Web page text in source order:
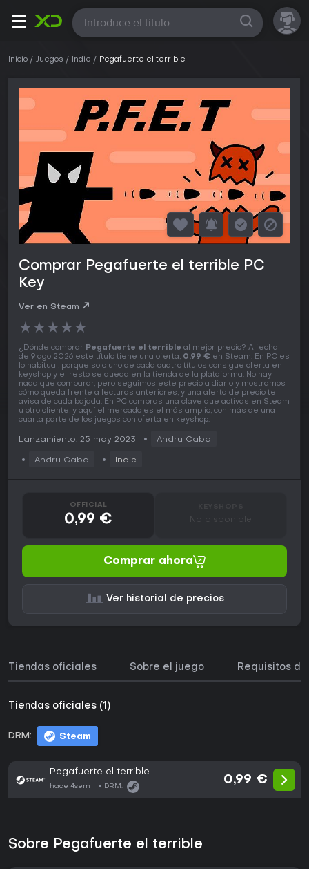
Todas
Inicio Juegos Indie Pegafuerte el terrible
Comprar Pegafuerte el terrible PC
Key
Ver en Steam
★★★★★
¿Dónde comprar Pegafuerte el terrible al mejor precio? A fecha
de 9 ago 2026 este título tiene una oferta, 0,99 € en Steam. En PC es
lo habitual, porque solo uno de cada cuatro títulos consigue oferta en
keyshop y el resto se queda en la tienda de la plataforma. No hay
nada que comparar, pero seguimos este precio a diario y mostramos
cómo queda frente a lecturas anteriores, y una alerta de precio te
avisa de cada bajada. En PC compras una clave que activas en Steam
u otro cliente, y aquí el mercado es el más amplio, con más de una
cuarta parte de los juegos con oferta en keyshop.
Lanzamiento: 25 may 2023 Andru Caba
Andru Caba Indie
OFFICIAL
0,99 € No disponible
Comprar ahora
Ver historial de precios
Tiendas oficiales Sobre el juego Requisitos
Tiendas oficiales (1)
DRM: Steam
Pegafuerte el terrible
hace 4sem DRM:
0,99 €
Sobre Pegafuerte el terrible